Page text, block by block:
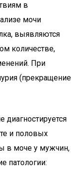
в
мочи
выявляются
количестве,
При
(прекращение
и половых
в моче у мужчин,
патологии: